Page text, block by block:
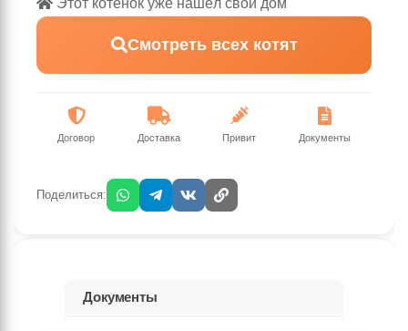
Смотреть всех котят
Договор Доставка Привит Документы
Поделиться:
Документы